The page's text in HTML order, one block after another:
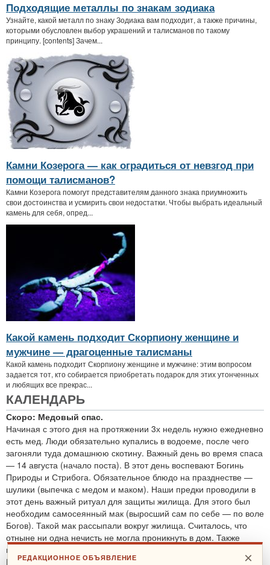
Подходящие металлы по знакам зодиака
Узнайте, какой металл по знаку Зодиака вам подходит, а также причины,
которыми обусловлен выбор украшений и талисманов по такому
принципу. [contents] Зачем...
Камни Козерога — как оградиться от невзгод при
помощи талисманов?
Камни Козерога помогут представителям данного знака приумножить
свои достоинства и усмирить свои недостатки. Чтобы выбрать идеальный
камень для себя, опред...
Какой камень подходит Скорпиону женщине и
мужчине — драгоценные талисманы
Какой камень подходит Скорпиону женщине и мужчине: этим вопросом
задается тот, кто собирается приобретать подарок для этих утонченных
и любящих все прекрас...
КАЛЕНДАРЬ
Скоро: Медовый спас.
Начиная с этого дня на протяжении 3х недель нужно ежедневно
есть мед. Люди обязательно купались в водоеме, после чего
загоняли туда домашнюю скотину. Важный день во время спаса
— 14 августа (начало поста). В этот день воспевают Богинь
Природы и Стрибога. Обязательное блюдо на празднестве —
шулики (выпечка с медом и маком). Наши предки проводили в
этот день важный ритуал для защиты жилища. Для этого был
необходим самосеянный мак (выросший сам по себе — по воле
Богов). Такой мак рассыпали вокруг жилища. Считалось, что
отныне ни одна нечисть не могла проникнуть в дом. Также
проводятся обряды для защиты от злобных духов.
По теме:защитные ритуалы ×
РЕДАКЦИОННОЕ ОБЪЯВЛЕНИЕ